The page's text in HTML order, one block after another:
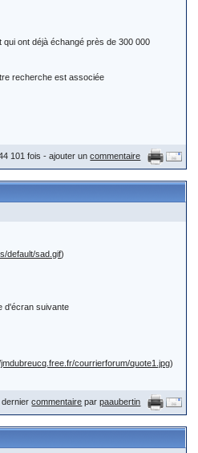
saisirez votre réponse.
ont déjà échangé près de 300 000
recherche est associée
commencent a avoir l'habitude ;-) et sur
des règles c'est ici :
aider"
cela aidera certainement un lecteur à
101 fois - ajouter uncommentaire
default/sad.gif)
d'écran suivante
courrierforum/quote1.jpg)
derniercommentaire parpaaubertin